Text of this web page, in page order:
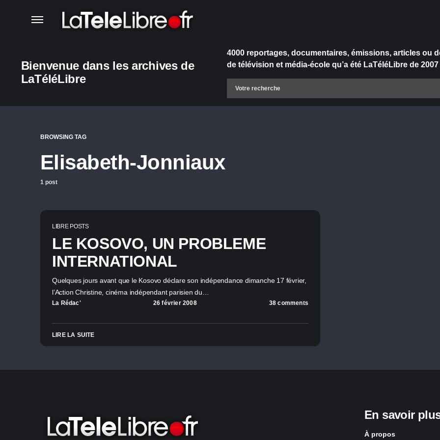
Bienvenue dans les archives de
LaTéléLibre
4000 reportages, documentaires, émissions, articles ou
de télévision et média-école qu’a été LaTéléLibre de 2007
BROWSING TAG
Elisabeth-Jonniaux
1 post
LIBRE POSTS
LE KOSOVO, UN PROBLEME
INTERNATIONAL
Quelques jours avant que le Kosovo déclare son indépendance dimanche 17 février,
l’Action Christine, cinéma indépendant parisien du…
La Rédac' 26 février 2008 38 comments
LIRE LA SUITE
En savoir
À propos